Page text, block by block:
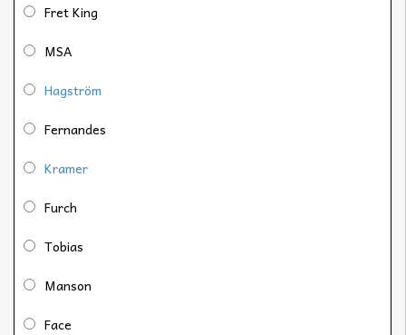
Fret King
MSA
Hagström
Fernandes
Kramer
Furch
Tobias
Manson
Face